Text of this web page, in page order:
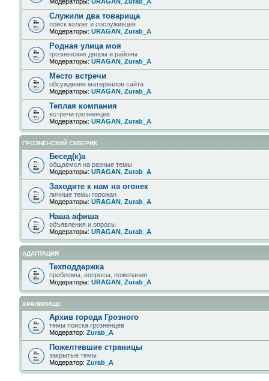
Служили два товарища
поиск коллег и сослуживцев
Модераторы: URAGAN Zurab_A
Родная улица моя
грозненские дворы и районы
Модераторы: URAGAN Zurab_A
Место встречи
обсуждение материалов сайта
Модераторы: URAGAN Zurab_A
Теплая компания
встречи грозненцев
Модераторы: URAGAN Zurab_A
ГРОЗНЕНСКИЙ СКВЕРИК
Бесед(к)а
общаемся на разные темы
Модераторы: URAGAN Zurab_A
Заходите к нам на огонек
личные темы горожан
Модераторы: URAGAN Zurab_A
Наша афиша
объявления и опросы
Модераторы: URAGAN Zurab_A
АДАПТАЦИЯ
Техподдержка
проблемы, вопросы, пожелания
Модераторы: URAGAN Zurab_A
ХРАНИЛИЩЕ
Архив города Грозного
темы поиска грозненцев
Модератор: Zurab_A
Пожелтевшие страницы
закрытые темы
Модератор: Zurab_A